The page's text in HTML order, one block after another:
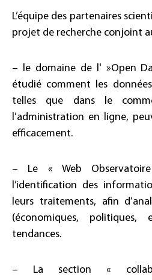
L’équipe des partenaires
projet de recherche conjoint
– le domaine de l' »Open
étudié comment les
telles que dans le
l’administration en ligne,
efficacement.
– Le « Web
l’identification des
leurs traitements, afin
(économiques,
tendances.
– La section «